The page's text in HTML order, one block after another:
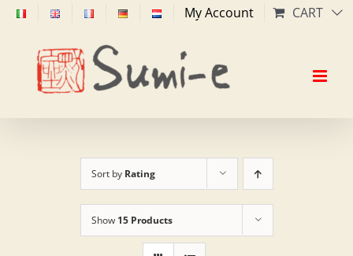
Skip
content
My Account CART
Sort by Rating
Show 15 Products